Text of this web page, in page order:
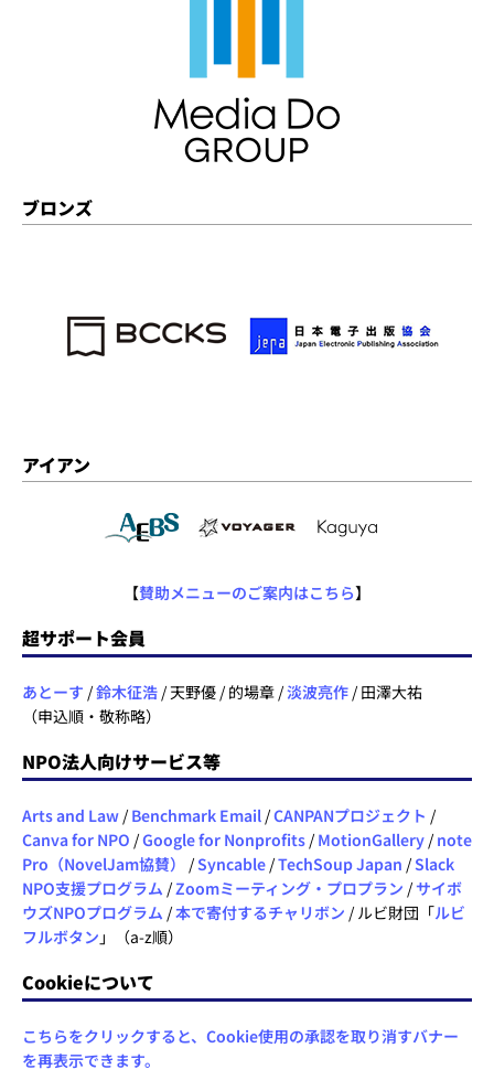
ブロンズ
アイアン
【賛助メニューのご案内はこちら】
超サポート会員
あとーす /鈴木征浩 / 天野優 / 的場章 /淡波亮作 / 田澤大祐
（申込順・敬称略）
NPO法人向けサービス等
Arts and Law / Benchmark Email /CANPANプロジェクト /
Canva for NPO /Google for Nonprofits / MotionGallery / note
Pro（NovelJam協賛）
/Syncable /TechSoup Japan /Slack
NPO支援プログラム /Zoomミーティング・プロプラン /サイボ
ウズNPOプログラム /本で寄付するチャリボン / ルビ財団「ルビ
フルボタン 」（a-z順）
Cookieについて
こちらをクリックすると、Cookie使用の承認を取り消すバナー
を再表示できます。